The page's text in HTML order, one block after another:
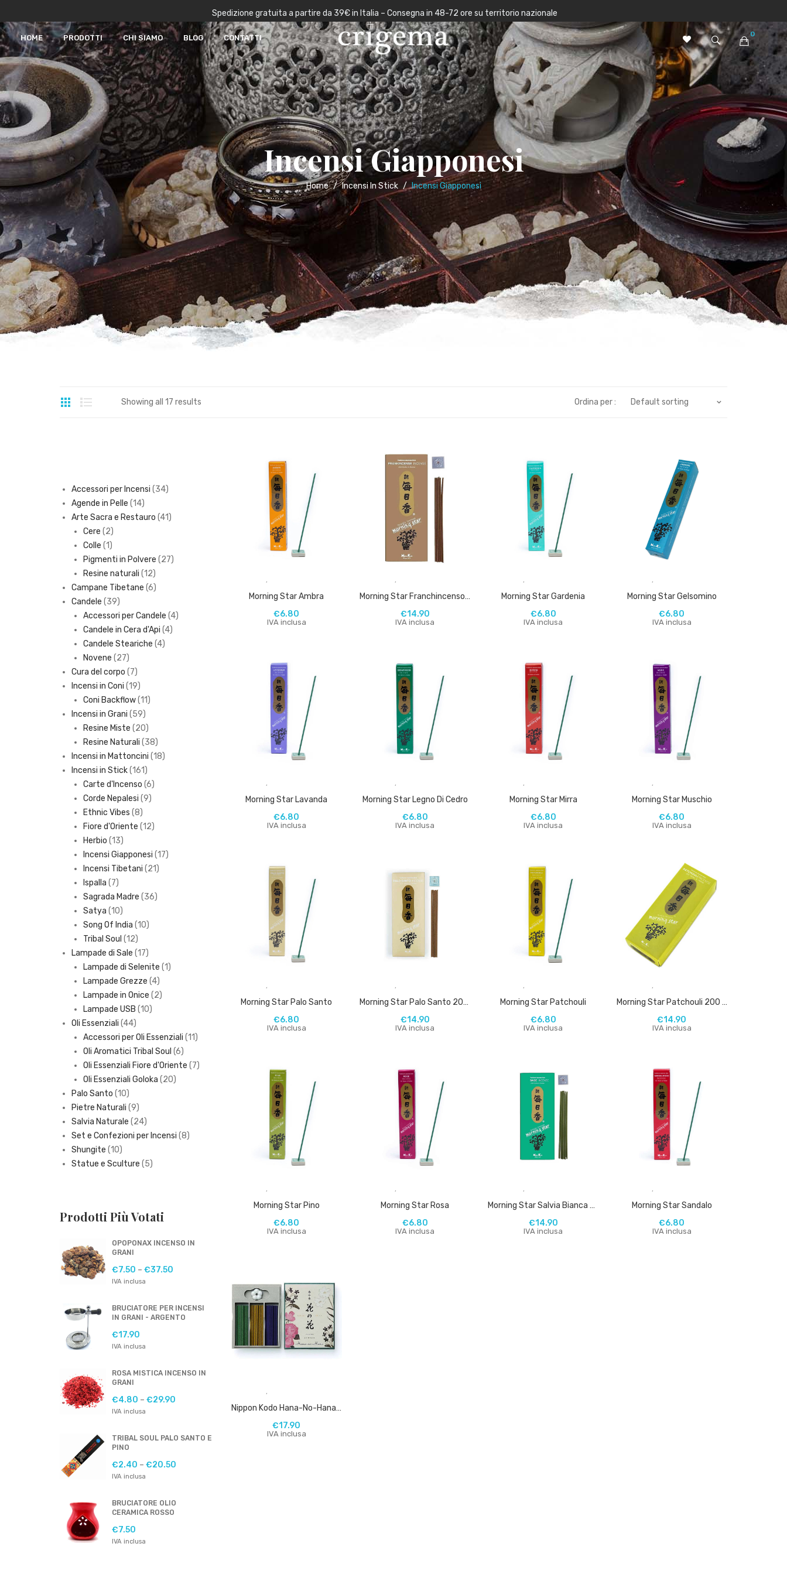
HOME PRODOTTI CHI SIAMO BLOG CONTATTI 0
Nessun prodotto nel carrello.
Incensi Giapponesi
Home / Incensi In Stick / Incensi Giapponesi
Showing all 17 results Ordina per : Default sorting
,
Morning Star Ambra
€6.80
IVA inclusa
,
Morning Star Franchincenso 200 Bastoncini
€14.90
IVA inclusa
,
Morning Star Gardenia
€6.80
IVA inclusa
,
Morning Star Gelsomino
€6.80
IVA inclusa
Morning Star Lavanda
€6.80
IVA inclusa
Morning Star Legno Di Cedro
€6.80
IVA inclusa
Morning Star Mirra
€6.80
IVA inclusa
Morning Star Muschio
€6.80
IVA inclusa
,
Morning Star Palo Santo
€6.80
IVA inclusa
,
Morning Star Palo Santo 200 Bastoncini
€14.90
IVA inclusa
,
Morning Star Patchouli
€6.80
IVA inclusa
,
Morning Star Patchouli 200 Bastoncini
€14.90
IVA inclusa
Morning Star Pino
€6.80
IVA inclusa
Morning Star Rosa
€6.80
IVA inclusa
Morning Star Salvia Bianca 200 Bastoncini
€14.90
IVA inclusa
Morning Star Sandalo
€6.80
IVA inclusa
,
Nippon Kodo Hana-No-Hana (Rosa, Giglio, Viola)
€17.90
IVA inclusa
Accessori per Incensi 3434
Agende in Pelle 1414
products
Arte Sacra e Restauro 4141
Cere 22
products
Colle 11
product
Pigmenti in Polvere 2727
Resine naturali 1212
products
Campane Tibetane 66
Candele 3939
products
Accessori per Candele 44
Candele in Cera d'Api 44
Candele Steariche 44
Novene 2727
products
Cura del corpo 77
products
Incensi in Coni 1919
products
Coni Backflow 1111
Incensi in Grani 5959
products
Resine Miste 2020
products
Resine Naturali 3838
products
Incensi in Mattoncini 1818
Incensi in Stick 161161
products
Carte d'Incenso 66
Corde Nepalesi 99
Ethnic Vibes 88
products
Fiore d'Oriente 1212
Herbio 1313
products
Incensi Giapponesi 1717
Incensi Tibetani 2121
Ispalla 77
products
Sagrada Madre 3636
Satya 1010
products
Song Of India 1010
Tribal Soul 1212
products
Lampade di Sale 1717
products
Lampade di Selenite 11
Lampade Grezze 44
products
Lampade in Onice 22
Lampade USB 1010
Oli Essenziali 4444
products
Accessori per Oli Essenziali 1111
Oli Aromatici Tribal Soul 66
products
Oli Essenziali Fiore d'Oriente 77
Oli Essenziali Goloka 2020
Palo Santo 1010
products
Pietre Naturali 99
products
Salvia Naturale 2424
products
Set e Confezioni per Incensi 88
Shungite 1010
products
Statue e Sculture 55
Prodotti Più Votati
OPOPONAX INCENSO IN
GRANI
€7.50 – €37.50
IVA inclusa
BRUCIATORE PER INCENSI
IN GRANI - ARGENTO
€17.90
IVA inclusa
ROSA MISTICA INCENSO IN
GRANI
€4.80 – €29.90
IVA inclusa
TRIBAL SOUL PALO SANTO E
PINO
€2.40 – €20.50
IVA inclusa
BRUCIATORE OLIO
CERAMICA ROSSO
€7.50
IVA inclusa
Spedizione gratuita a partire da 39€ in Italia – Consegna in 48-72 ore su territorio nazionale